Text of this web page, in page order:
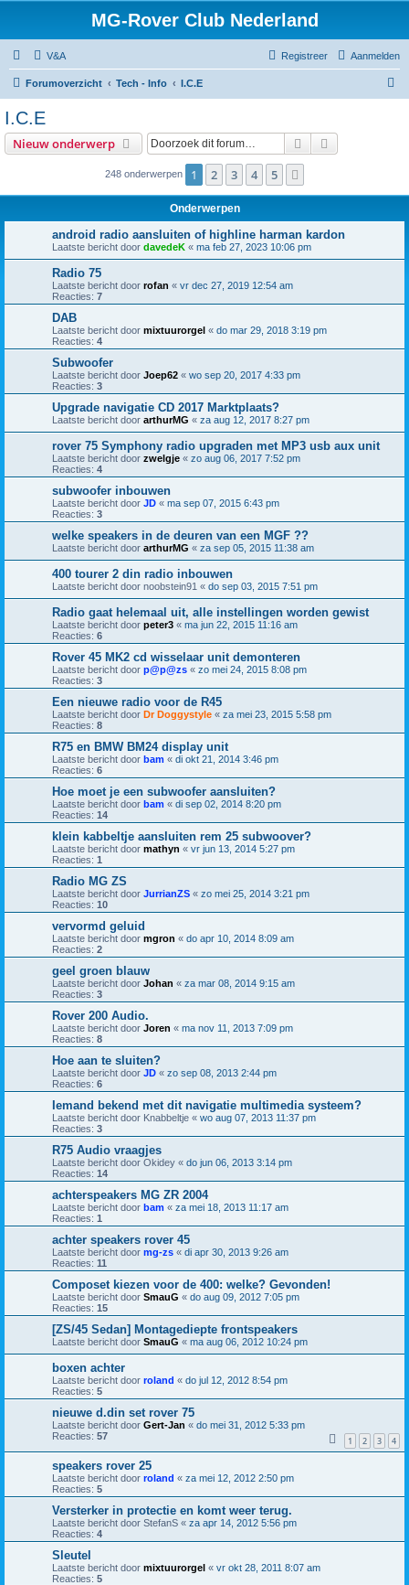
MG-Rover Club Nederland
V&A Aanmelden
Registreer
Forumoverzicht Tech - Info I.C.E
I.C.E
Nieuw onderwerp Zoek
248 onderwerpen 1 2 3 4 5
Onderwerpen
android radio aansluiten of highline harman kardon
Laatste bericht door davedeK « ma feb 27, 2023 10:06 pm
Radio 75
Laatste bericht door rofan « vr dec 27, 2019 12:54 am
Reacties: 7
DAB
Laatste bericht door mixtuurorgel « do mar 29, 2018 3:19 pm
Reacties: 4
Subwoofer
Laatste bericht door Joep62 « wo sep 20, 2017 4:33 pm
Reacties: 3
Upgrade navigatie CD 2017 Marktplaats?
Laatste bericht door arthurMG « za aug 12, 2017 8:27 pm
rover 75 Symphony radio upgraden met MP3 usb aux unit
Laatste bericht door zwelgje « zo aug 06, 2017 7:52 pm
Reacties: 4
subwoofer inbouwen
Laatste bericht door JD « ma sep 07, 2015 6:43 pm
Reacties: 3
welke speakers in de deuren van een MGF ??
Laatste bericht door arthurMG « za sep 05, 2015 11:38 am
400 tourer 2 din radio inbouwen
Laatste bericht door noobstein91 « do sep 03, 2015 7:51 pm
Radio gaat helemaal uit, alle instellingen worden gewist
Laatste bericht door peter3 « ma jun 22, 2015 11:16 am
Reacties: 6
Rover 45 MK2 cd wisselaar unit demonteren
Laatste bericht door p@p@zs « zo mei 24, 2015 8:08 pm
Reacties: 3
Een nieuwe radio voor de R45
Laatste bericht door Dr Doggystyle « za mei 23, 2015 5:58 pm
Reacties: 8
R75 en BMW BM24 display unit
Laatste bericht door bam « di okt 21, 2014 3:46 pm
Reacties: 6
Hoe moet je een subwoofer aansluiten?
Laatste bericht door bam « di sep 02, 2014 8:20 pm
Reacties: 14
klein kabbeltje aansluiten rem 25 subwoover?
Laatste bericht door mathyn « vr jun 13, 2014 5:27 pm
Reacties: 1
Radio MG ZS
Laatste bericht door JurrianZS « zo mei 25, 2014 3:21 pm
Reacties: 10
vervormd geluid
Laatste bericht door mgron « do apr 10, 2014 8:09 am
Reacties: 2
geel groen blauw
Laatste bericht door Johan « za mar 08, 2014 9:15 am
Reacties: 3
Rover 200 Audio.
Laatste bericht door Joren « ma nov 11, 2013 7:09 pm
Reacties: 8
Hoe aan te sluiten?
Laatste bericht door JD « zo sep 08, 2013 2:44 pm
Reacties: 6
Iemand bekend met dit navigatie multimedia systeem?
Laatste bericht door Knabbeltje « wo aug 07, 2013 11:37 pm
Reacties: 3
R75 Audio vraagjes
Laatste bericht door Okidey « do jun 06, 2013 3:14 pm
Reacties: 14
achterspeakers MG ZR 2004
Laatste bericht door bam « za mei 18, 2013 11:17 am
Reacties: 1
achter speakers rover 45
Laatste bericht door mg-zs « di apr 30, 2013 9:26 am
Reacties: 11
Composet kiezen voor de 400: welke? Gevonden!
Laatste bericht door SmauG « do aug 09, 2012 7:05 pm
Reacties: 15
[ZS/45 Sedan] Montagediepte frontspeakers
Laatste bericht door SmauG « ma aug 06, 2012 10:24 pm
boxen achter
Laatste bericht door roland « do jul 12, 2012 8:54 pm
Reacties: 5
nieuwe d.din set rover 75
Laatste bericht door Gert-Jan « do mei 31, 2012 5:33 pm
Reacties: 57 1 2 3 4
speakers rover 25
Laatste bericht door roland « za mei 12, 2012 2:50 pm
Reacties: 5
Versterker in protectie en komt weer terug.
Laatste bericht door StefanS « za apr 14, 2012 5:56 pm
Reacties: 4
Sleutel
Laatste bericht door mixtuurorgel « vr okt 28, 2011 8:07 am
Reacties: 5